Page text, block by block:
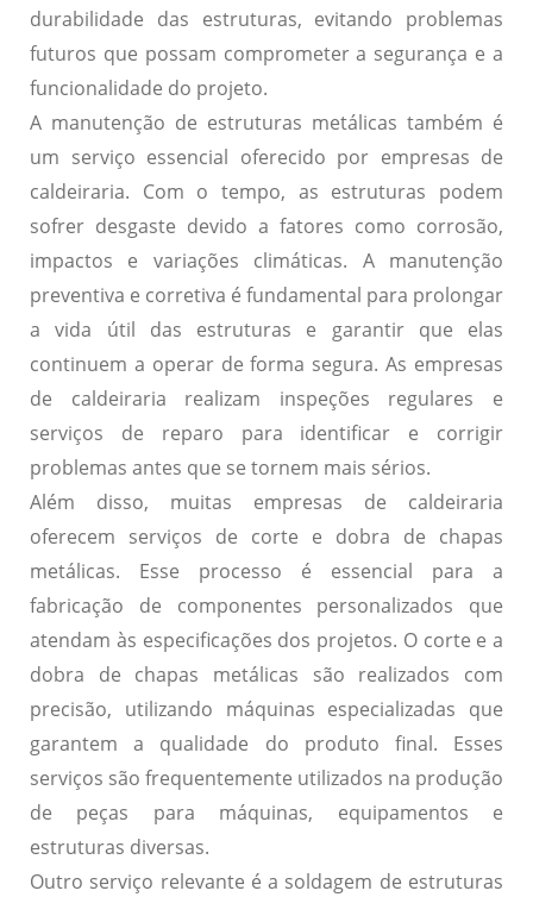
durabilidade das estruturas, evitando problemas
futuros que possam comprometer a segurança e a
funcionalidade do projeto.
A manutenção de estruturas metálicas também é
um serviço essencial oferecido por empresas de
caldeiraria. Com o tempo, as estruturas podem
sofrer desgaste devido a fatores como corrosão,
impactos e variações climáticas. A manutenção
preventiva e corretiva é fundamental para prolongar
a vida útil das estruturas e garantir que elas
continuem a operar de forma segura. As empresas
de caldeiraria realizam inspeções regulares e
serviços de reparo para identificar e corrigir
problemas antes que se tornem mais sérios.
Além disso, muitas empresas de caldeiraria
oferecem serviços de corte e dobra de chapas
metálicas. Esse processo é essencial para a
fabricação de componentes personalizados que
atendam às especificações dos projetos. O corte e a
dobra de chapas metálicas são realizados com
precisão, utilizando máquinas especializadas que
garantem a qualidade do produto final. Esses
serviços são frequentemente utilizados na produção
de peças para máquinas, equipamentos e
estruturas diversas.
Outro serviço relevante é a soldagem de estruturas